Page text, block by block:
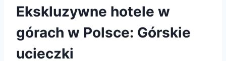
Ekskluzywne hotele w
górach w Polsce: Górskie
ucieczki